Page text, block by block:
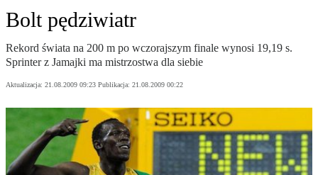
Bolt pędziwiatr
Rekord świata na 200 m po wczorajszym finale wynosi 19,19 s.
Sprinter z Jamajki ma mistrzostwa dla siebie
Aktualizacja: 21.08.2009 09:23 Publikacja: 21.08.2009 00:22